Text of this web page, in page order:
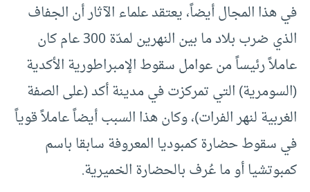
في هذا المجال أيضاً، يعتقد علماء الآثار أن الجفاف
الذي ضرب بلاد ما بين النهرين لمدّة 300 عام كان
عاملاً رئيساً من عوامل سقوط الإمبراطورية الأكدية
(السومرية) التي تمركزت في مدينة أكد (على الصفة
الغربية لنهر الفرات)، وكان هذا السبب أيضاً عاملاً قوياً
في سقوط حضارة كمبوديا المعروفة سابقا باسم
كمبوتشيا أو ما عُرف بالحضارة الخميرية.